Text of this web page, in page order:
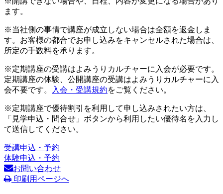
ます。
※当社側の事情で講座が成立しない場合は全額を返金しま
す。お客様の都合でお申し込みをキャンセルされた場合は、
所定の手数料を承ります。
※定期講座の受講はよみうりカルチャーに入会が必要です。
定期講座の体験、公開講座の受講はよみうりカルチャーに入
会不要です。
入会・受講規約をご覧ください。
※定期講座で優待割引を利用して申し込みされたい方は、
「見学申込・問合せ」ボタンから利用したい優待名を入力し
て送信してください。
受講申込・予約
体験申込・予約
お問い合わせ
印刷用ページへ